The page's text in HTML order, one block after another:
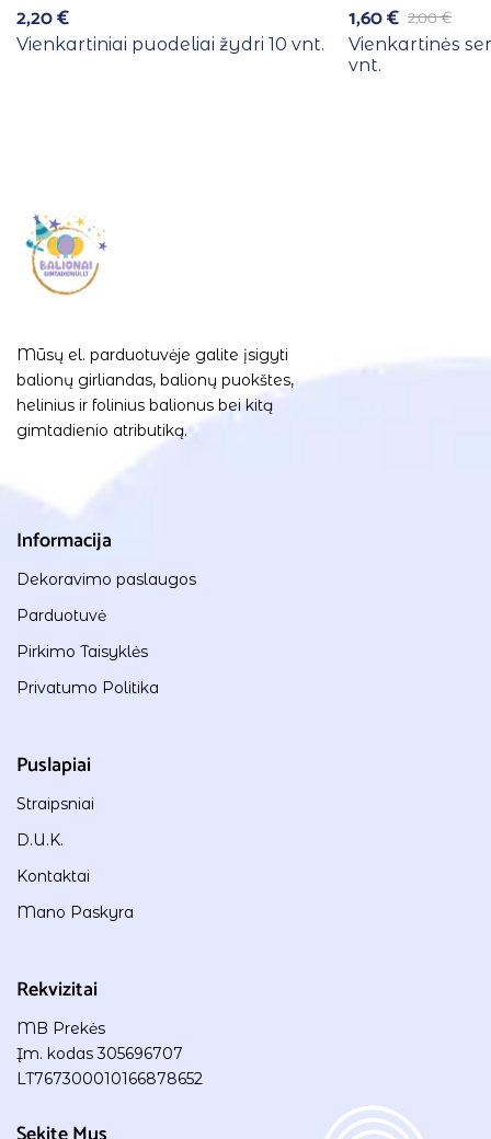
2,20€
Vienkartiniai puodeliai žydri 10 vnt.
2,00€
1,60€
Vienkartinės
vnt.
Mūsų el. parduotuvėje galite įsigyti
balionų girliandas, balionų puokštes,
helinius ir folinius balionus bei kitą
gimtadienio atributiką.
Informacija
Dekoravimo paslaugos
Parduotuvė
Pirkimo Taisyklės
Privatumo Politika
Puslapiai
Straipsniai
D.U.K.
Kontaktai
Mano Paskyra
Rekvizitai
MB Prekės
Įm. kodas 305696707
LT767300010166878652